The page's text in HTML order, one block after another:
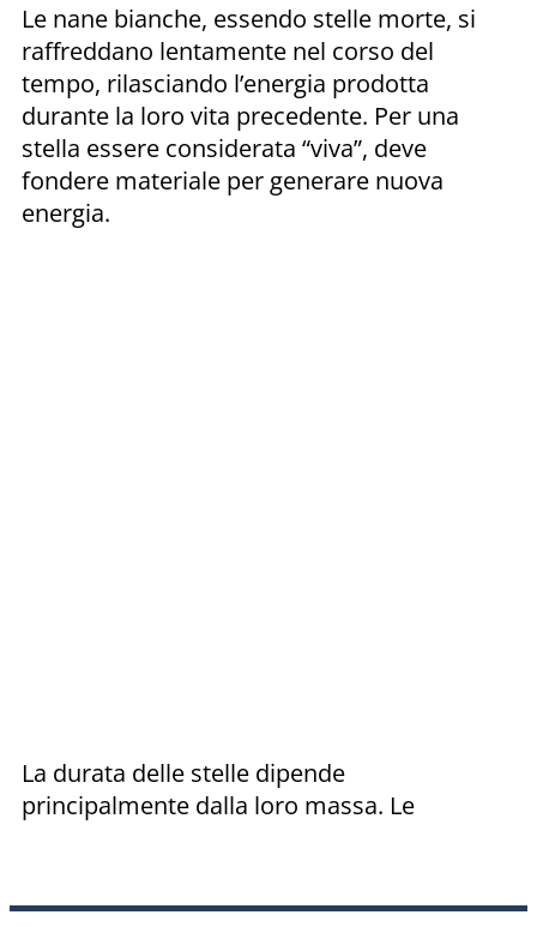
Le nane bianche, essendo stelle morte, si
raffreddano lentamente nel corso del
tempo, rilasciando l’energia prodotta
durante la loro vita precedente. Per una
stella essere considerata “viva”, deve
fondere materiale per generare nuova
energia.
La durata delle stelle dipende
principalmente dalla loro massa. Le